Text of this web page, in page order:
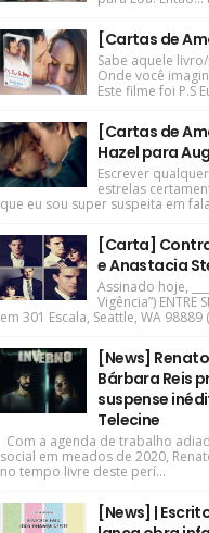
[Cartas de
Sabe aquele
Onde você
Este filme foi P.S
[Cartas de
Hazel para
Escrever
estrelas
que eu sou super suspeita em
[Carta]
e Anastacia
Assinado hoje,
Vigência”) ENTRE
em 301 Escala, Seattle, WA 98889
[News]
Bárbara Reis
suspense
Telecine
Com a agenda de trabalho
social em meados de 2020,
no tempo livre deste perí...
[News] |